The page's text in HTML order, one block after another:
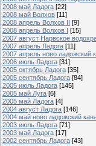
2008 май Ладога [22]
2008 май Волхов [11]
2008 апрель Волхов II [9]
2008 апрель Волхов I [15]
2007 август Нарвское
2007 апрель Ладога [11]
2007 апрель ново ладожский
2006 июль Ладога [31]
2005 октябрь Ладога [35]
2005 сентябрь Ладога [84]
2005 июль Ладога [145]
2005 май Луга [6]
2005 май Ладога [4]
2004 август Ладога [146]
2004 май ново ладожский
2003 июль Ладога [71]
2003 май Ладога [17]
2002 сентябрь Ладога [43]